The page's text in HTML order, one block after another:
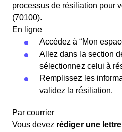
processus de résiliation pour
(70100).
En ligne
Accédez à “Mon
Allez dans la section
sélectionnez celui à
Remplissez les
validez la résiliation.
Par courrier
Vous devez rédiger une